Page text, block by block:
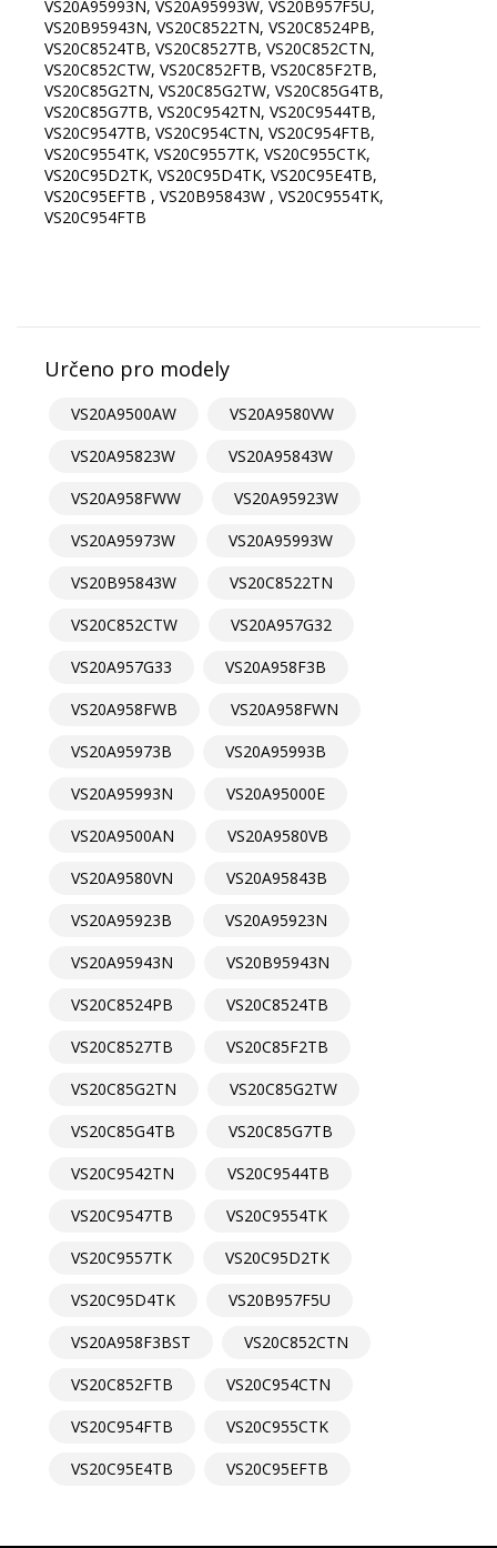
VS20A95993N, VS20A95993W, VS20B957F5U,
VS20B95943N, VS20C8522TN, VS20C8524PB,
VS20C8524TB, VS20C8527TB, VS20C852CTN,
VS20C852CTW, VS20C852FTB, VS20C85F2TB,
VS20C85G2TN, VS20C85G2TW, VS20C85G4TB,
VS20C85G7TB, VS20C9542TN, VS20C9544TB,
VS20C9547TB, VS20C954CTN, VS20C954FTB,
VS20C9554TK, VS20C9557TK, VS20C955CTK,
VS20C95D2TK, VS20C95D4TK, VS20C95E4TB,
VS20C95EFTB , VS20B95843W , VS20C9554TK,
VS20C954FTB
Určeno pro modely
VS20A9500AW
VS20A9580VW
VS20A95823W
VS20A95843W
VS20A958FWW
VS20A95923W
VS20A95973W
VS20A95993W
VS20B95843W
VS20C8522TN
VS20C852CTW
VS20A957G32
VS20A957G33
VS20A958F3B
VS20A958FWB
VS20A958FWN
VS20A95973B
VS20A95993B
VS20A95993N
VS20A95000E
VS20A9500AN
VS20A9580VB
VS20A9580VN
VS20A95843B
VS20A95923B
VS20A95923N
VS20A95943N
VS20B95943N
VS20C8524PB
VS20C8524TB
VS20C8527TB
VS20C85F2TB
VS20C85G2TN
VS20C85G2TW
VS20C85G4TB
VS20C85G7TB
VS20C9542TN
VS20C9544TB
VS20C9547TB
VS20C9554TK
VS20C9557TK
VS20C95D2TK
VS20C95D4TK
VS20B957F5U
VS20A958F3BST
VS20C852CTN
VS20C852FTB
VS20C954CTN
VS20C954FTB
VS20C955CTK
VS20C95E4TB
VS20C95EFTB